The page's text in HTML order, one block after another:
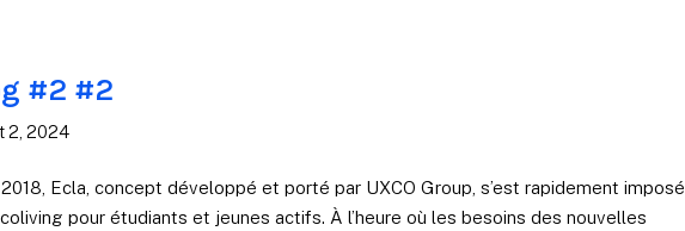
#2 #2
2, 2024
Ecla, concept développé et porté par UXCO Group, s’est rapidement imposé
pour étudiants et jeunes actifs. À l’heure où les besoins des nouvelles